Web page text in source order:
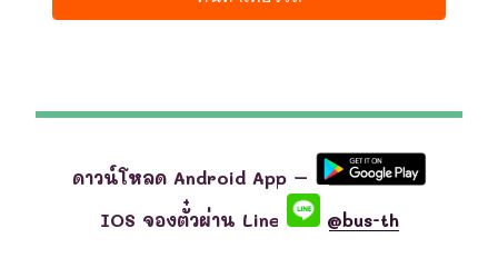
ดาวน์โหลด Android App –
IOS จองตั๋วผ่าน Line
@bus-th